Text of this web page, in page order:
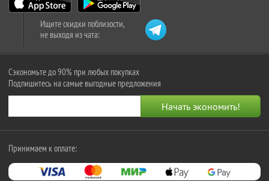
Ищите скидки поблизости,
не выходя из чата:
Сэкономьте до 90% при любых покупках
Подпишитесь на самые выгодные предложения
Принимаем к оплате: